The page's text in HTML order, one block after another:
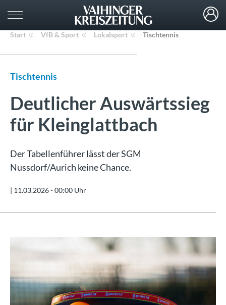
Start VfB & Sport Lokalsport Tischtennis
Tischtennis
Deutlicher Auswärtssieg
für Kleinglattbach
Der Tabellenführer lässt der SGM
Nussdorf/Aurich keine Chance.
| 11.03.2026 - 00:00 Uhr